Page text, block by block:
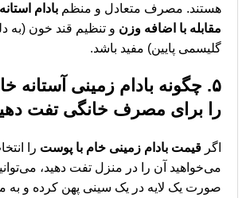
هستند. مصرف متعادل و منظم بادام استانه
مقابله با اضافه وزن و تنظیم قند خون (به
گلیسمی پایین) مفید باشد.
۵. چگونه بادام زمینی آستانه
را برای مصرف خانگی تفت
اگر قیمت بادام زمینی خام با پوست را
می‌خواهید آن را در منزل تفت دهید،